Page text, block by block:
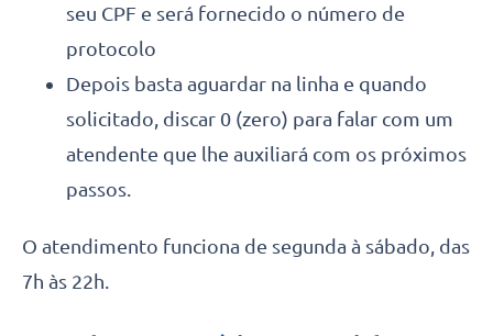
seu CPF e será fornecido o número de
protocolo
Depois basta aguardar na linha e quando
solicitado, discar 0 (zero) para falar com um
atendente que lhe auxiliará com os próximos
passos.
O atendimento funciona de segunda à sábado, das
7h às 22h.